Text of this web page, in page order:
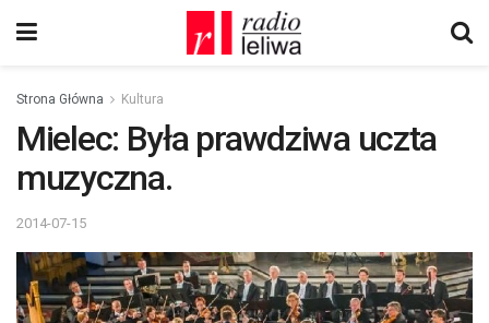
Strona Główna Kultura
Mielec: Była prawdziwa uczta
muzyczna.
2014-07-15